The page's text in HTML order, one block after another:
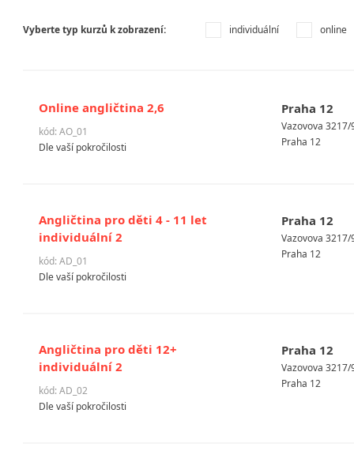
Vyberte typ kurzů k zobrazení: individuální online
Online angličtina 2,6
kód: AO_01
Dle vaší pokročilosti
Praha 12
Vazovova 3217/
Praha 12
Angličtina pro děti 4 - 11 let
individuální 2
kód: AD_01
Dle vaší pokročilosti
Praha 12
Vazovova 3217/
Praha 12
Angličtina pro děti 12+
individuální 2
kód: AD_02
Dle vaší pokročilosti
Praha 12
Vazovova 3217/
Praha 12